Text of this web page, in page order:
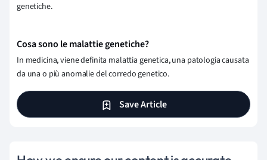
genetiche.
Cosa sono le malattie genetiche?
In medicina, viene definita malattia genetica, una patologia causata
da una o più anomalie del corredo genetico.
Save Article